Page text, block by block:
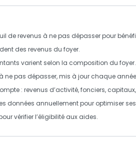
de revenus à ne pas dépasser pour
des revenus du foyer.
varient selon la composition du foyer.
ne pas dépasser, mis à jour chaque
: revenus d’activité, fonciers,
données annuellement pour optimiser
vérifier l’éligibilité aux aides.